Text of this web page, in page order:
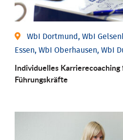
WbI Dortmund, WbI
Essen, WbI Oberhausen, WbI
Individu­elles Karrierecoaching
Führungs­kräfte